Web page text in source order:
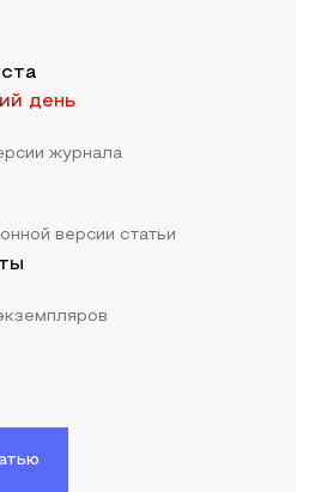
день
журнала
версии статьи